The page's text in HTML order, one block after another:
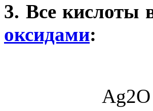
3. Все кислоты
оксидами: